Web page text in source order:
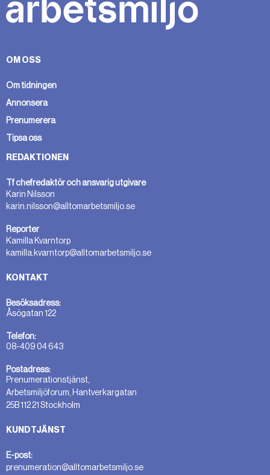
OM OSS
Om tidningen
Annonsera
Prenumerera
Tipsa oss
REDAKTIONEN
Tf chefredaktör och ansvarig utgivare
Karin Nilsson
karin.nilsson@alltomarbetsmiljo.se
Reporter
Kamilla Kvarntorp
kamilla.kvarntorp@alltomarbetsmiljo.se
KONTAKT
Besöksadress:
Åsögatan 122
Telefon:
08-409 04 643
Postadress:
Prenumerationstjänst,
Arbetsmiljöforum, Hantverkargatan
25B 112 21 Stockholm
KUNDTJÄNST
E-post:
prenumeration@alltomarbetsmiljo.se